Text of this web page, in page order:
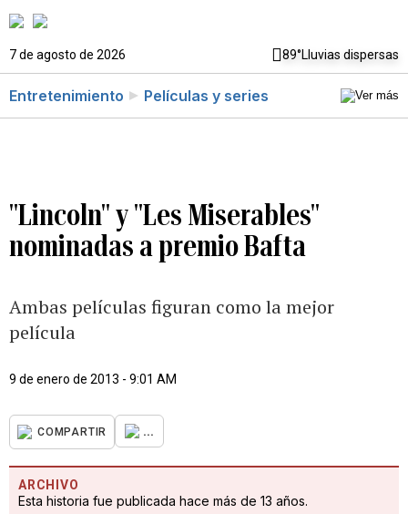
7 de agosto de 2026 89°Lluvias dispersas
Entretenimiento Películas y series
"Lincoln" y "Les Miserables"
nominadas a premio Bafta
Ambas películas figuran como la mejor
película
9 de enero de 2013 - 9:01 AM
COMPARTIR ...
ARCHIVO
Esta historia fue publicada hace más de 13 años.